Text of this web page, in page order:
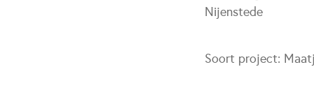
Nijenstede
Soort project: